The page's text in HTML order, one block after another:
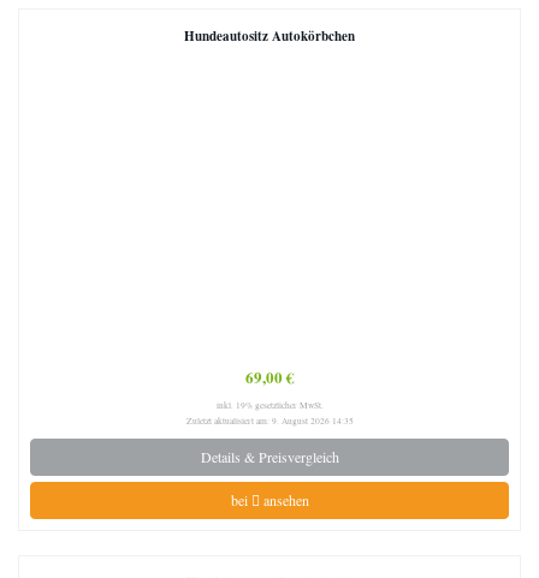
Hundeautositz Autokörbchen
69,00 €
inkl. 19% gesetzlicher MwSt.
Zuletzt aktualisiert am: 9. August 2026 14:35
Details & Preisvergleich
bei ansehen